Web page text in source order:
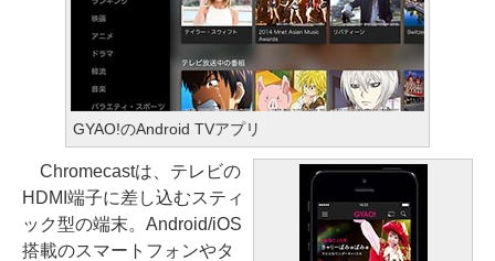
GYAO!のAndroid TVアプリ
Chromecastは、テレビの
HDMI端子に差し込むスティ
ック型の端末。Android/iOS
搭載のスマートフォンやタ